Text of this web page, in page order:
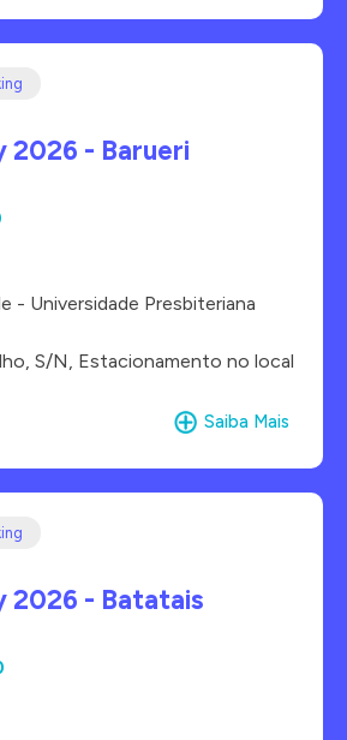
2026 - Barueri
- Universidade Presbiteriana
S/N, Estacionamento no local
Saiba Mais
2026 - Batatais